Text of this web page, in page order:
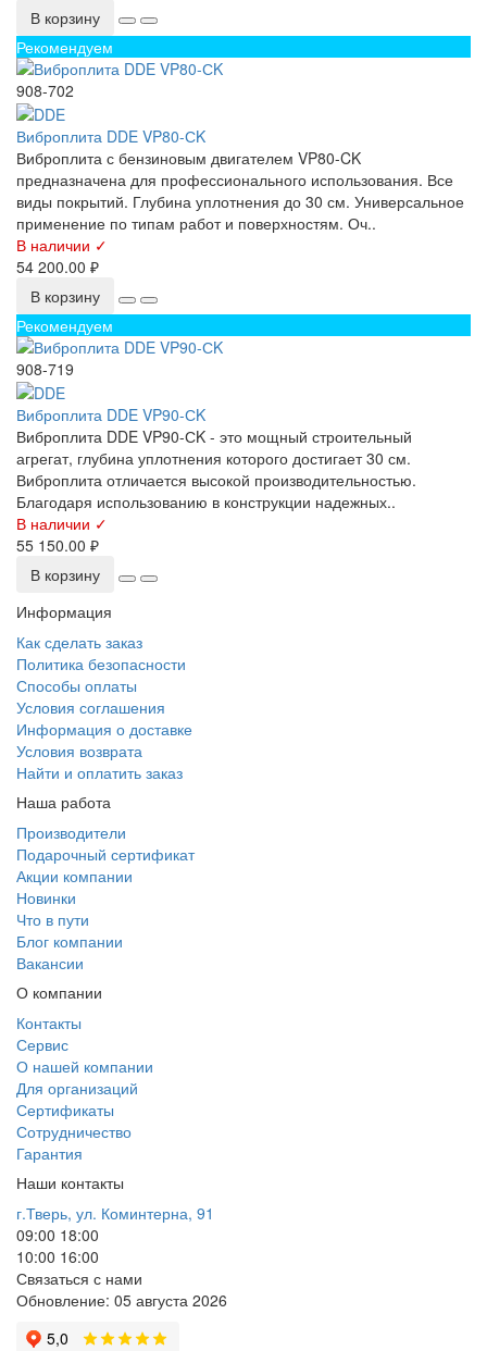
В корзину
Рекомендуем
908-702
Виброплита DDE VP80-СK
Виброплита с бензиновым двигателем VP80-CK
предназначена для профессионального использования. Все
виды покрытий. Глубина уплотнения до 30 см. Универсальное
применение по типам работ и поверхностям. Оч..
В наличии ✓
54 200.00 ₽
В корзину
Рекомендуем
908-719
Виброплита DDE VP90-СK
Виброплита DDE VP90-СK - это мощный строительный
агрегат, глубина уплотнения которого достигает 30 см.
Виброплита отличается высокой производительностью.
Благодаря использованию в конструкции надежных..
В наличии ✓
55 150.00 ₽
В корзину
Информация
Как сделать заказ
Политика безопасности
Способы оплаты
Условия соглашения
Информация о доставке
Условия возврата
Найти и оплатить заказ
Наша работа
Производители
Подарочный сертификат
Акции компании
Новинки
Что в пути
Блог компании
Вакансии
О компании
Контакты
Сервис
О нашей компании
Для организаций
Сертификаты
Сотрудничество
Гарантия
Наши контакты
г.Тверь, ул. Коминтерна, 91
09:00 18:00
10:00 16:00
Связаться с нами
Обновление: 05 августа 2026